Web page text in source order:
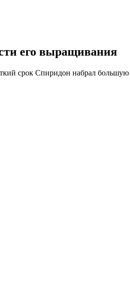
его выращивания
срок Спиридон набрал